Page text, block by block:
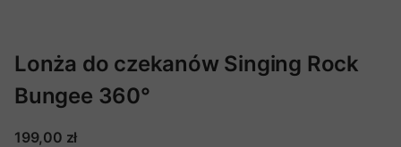
Lonża do czekanów Singing Rock
Bungee 360°
199,00 zł